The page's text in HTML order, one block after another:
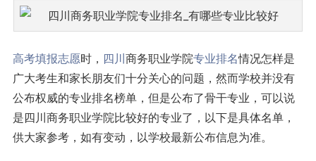
高考填报志愿时， 四川 商务职业学院专业排名情况怎样是
广大考生和家长朋友们十分关心的问题，然而学校并没有
公布权威的专业排名榜单，但是公布了骨干专业，可以说
是四川商务职业学院比较好的专业了，以下是具体名单，
供大家参考，如有变动，以学校最新公布信息为准。